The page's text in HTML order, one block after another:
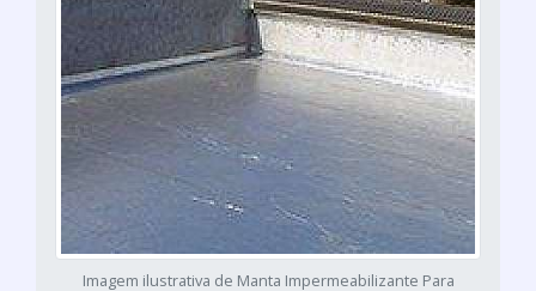
Imagem ilustrativa de Manta Impermeabilizante Para